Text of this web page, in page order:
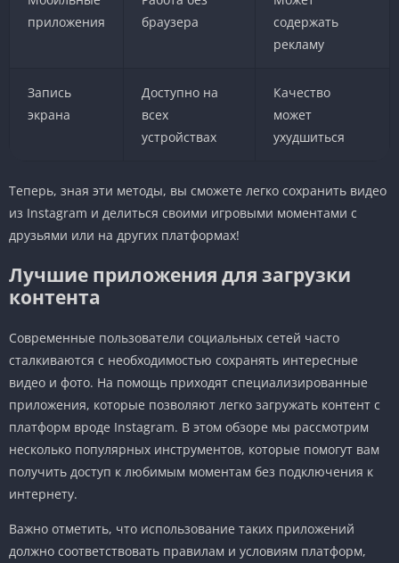
приложения
браузера
содержать
рекламу
Запись
экрана
Доступно на
всех
устройствах
Качество
может
ухудшиться
Теперь, зная эти методы, вы сможете легко сохранить видео
из Instagram и делиться своими игровыми моментами с
друзьями или на других платформах!
Лучшие приложения для загрузки
контента
Современные пользователи социальных сетей часто
сталкиваются с необходимостью сохранять интересные
видео и фото. На помощь приходят специализированные
приложения, которые позволяют легко загружать контент с
платформ вроде Instagram. В этом обзоре мы рассмотрим
несколько популярных инструментов, которые помогут вам
получить доступ к любимым моментам без подключения к
интернету.
Важно отметить, что использование таких приложений
должно соответствовать правилам и условиям платформ,